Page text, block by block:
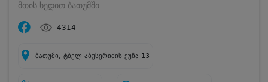
მთის ხედით ბათუმში
4314
ბათუმი, ტბელ-აბუსერიძის ქუჩა 13